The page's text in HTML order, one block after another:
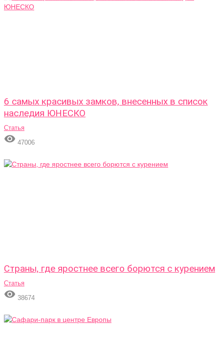
6 самых красивых замков, внесенных в список
наследия ЮНЕСКО
Статья
 47006
Страны, где яростнее всего борются с курением
Статья
 38674